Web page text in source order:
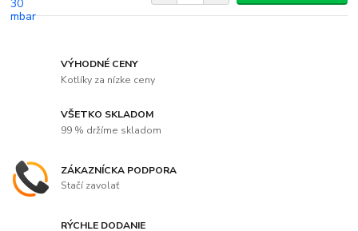
VÝHODNÉ CENY
Kotlíky za nízke ceny
VŠETKO SKLADOM
99 % držíme skladom
ZÁKAZNÍCKA PODPORA
Stačí zavolať
RÝCHLE DODANIE